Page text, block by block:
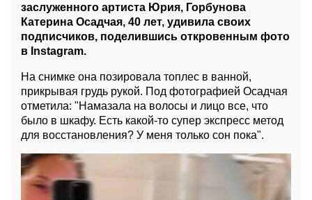
заслуженного артиста Юрия, Горбунова
Катерина Осадчая, 40 лет, удивила своих
подписчиков, поделившись откровенным фото
в Instagram.
На снимке она позировала топлес в ванной,
прикрывая грудь рукой. Под фотографией Осадчая
отметила: "Намазала на волосы и лицо все, что
было в шкафу. Есть какой-то супер экспресс метод
для восстановления? У меня только сон пока".